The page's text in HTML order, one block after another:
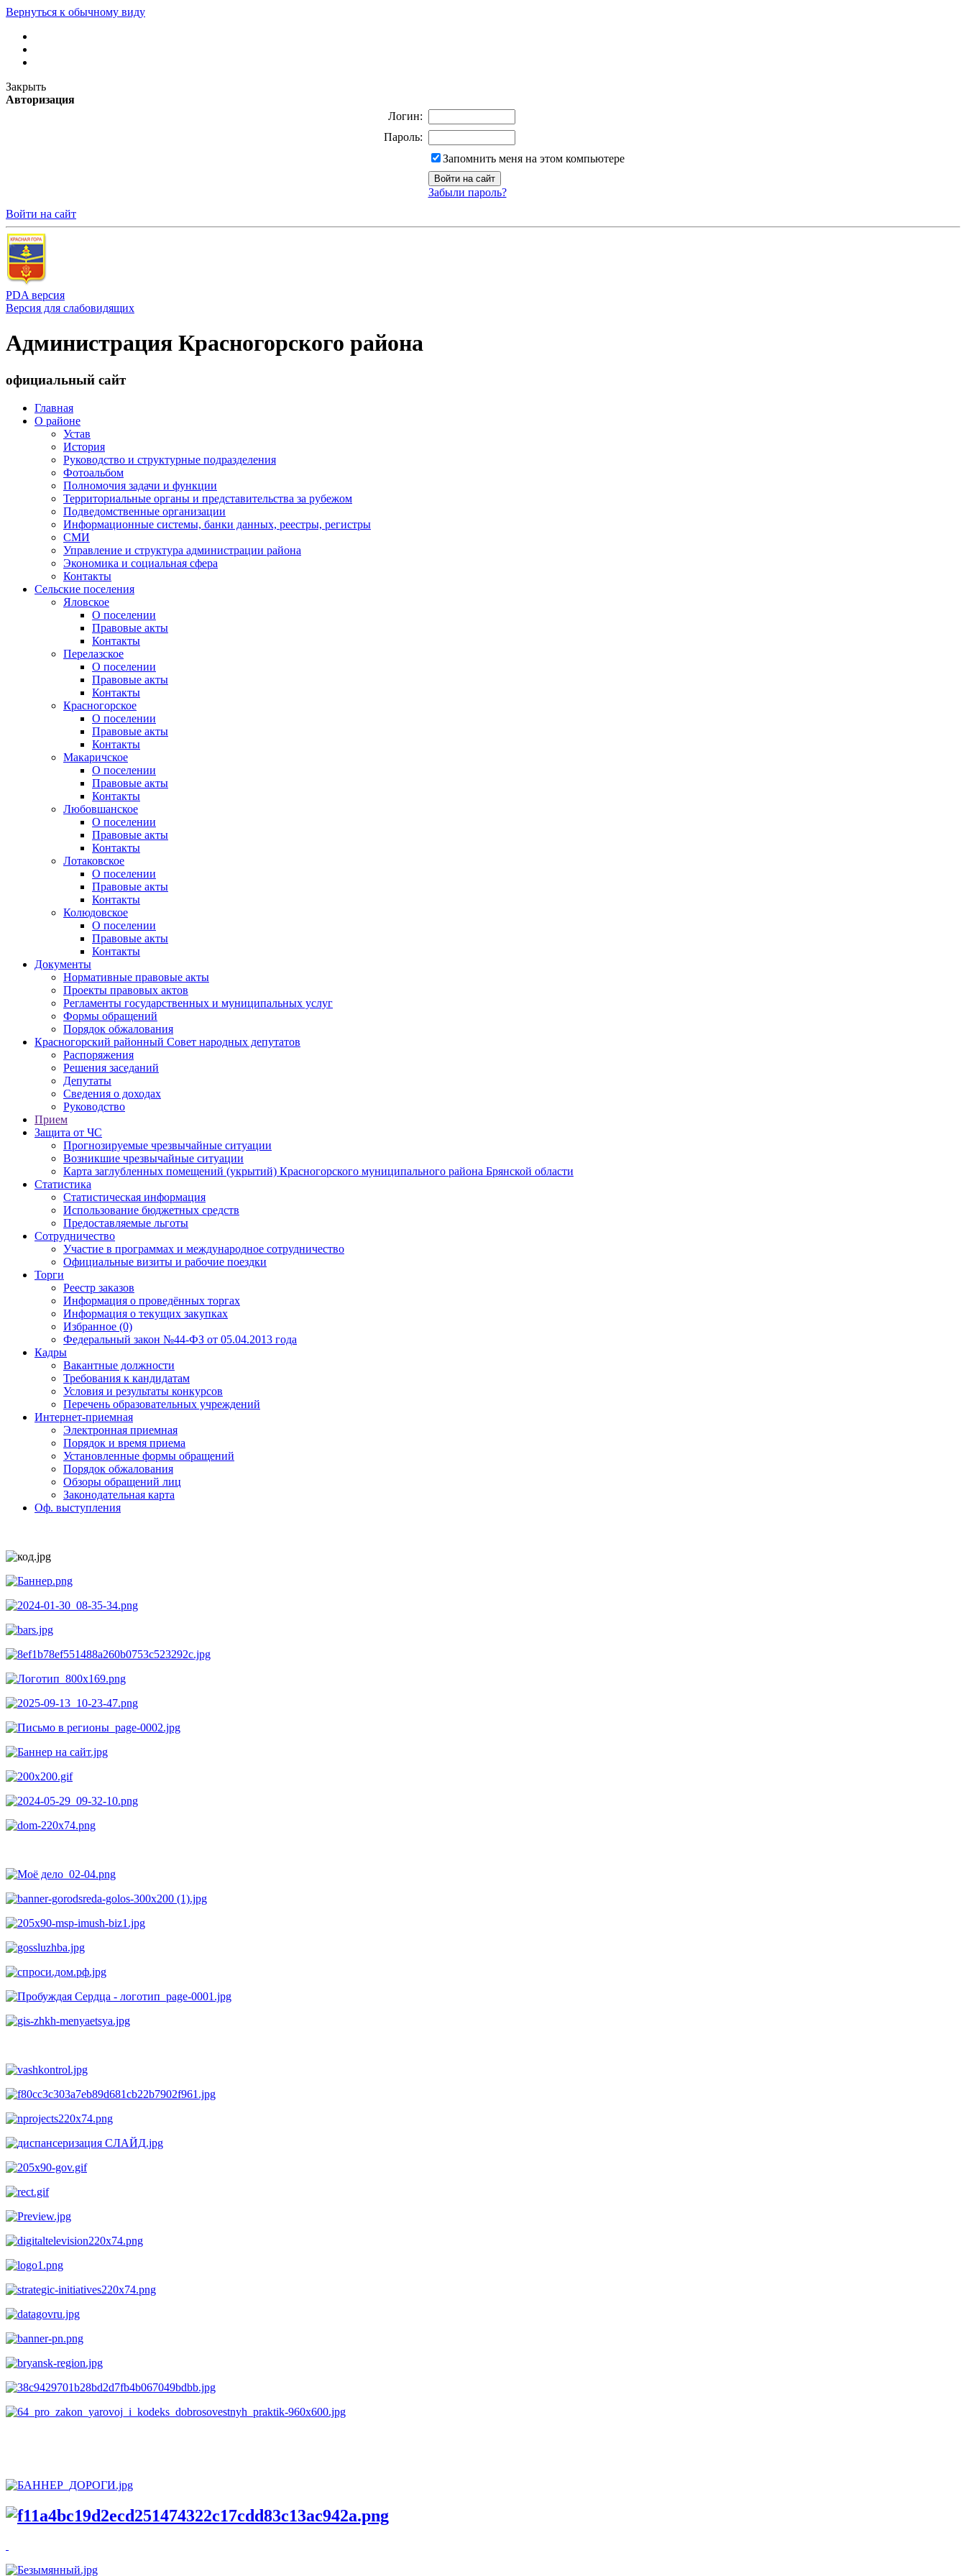
Вернуться к обычному виду
Закрыть
Авторизация
Логин:
Пароль:
Запомнить меня на этом компьютере
Забыли пароль?
Войти на сайт
PDA версия
Версия для слабовидящих
Администрация Красногорского района
официальный сайт
Главная
О районе
Устав
История
Руководство и структурные подразделения
Фотоальбом
Полномочия задачи и функции
Территориальные органы и представительства за рубежом
Подведомственные организации
Информационные системы, банки данных, реестры, регистры
СМИ
Управление и структура администрации района
Экономика и социальная сфера
Контакты
Сельские поселения
Яловское
О поселении
Правовые акты
Контакты
Перелазское
О поселении
Правовые акты
Контакты
Красногорское
О поселении
Правовые акты
Контакты
Макаричское
О поселении
Правовые акты
Контакты
Любовшанское
О поселении
Правовые акты
Контакты
Лотаковское
О поселении
Правовые акты
Контакты
Колюдовское
О поселении
Правовые акты
Контакты
Документы
Нормативные правовые акты
Проекты правовых актов
Регламенты государственных и муниципальных услуг
Формы обращений
Порядок обжалования
Красногорский районный Совет народных депутатов
Распоряжения
Решения заседаний
Депутаты
Сведения о доходах
Руководство
Прием
Защита от ЧС
Прогнозируемые чрезвычайные ситуации
Возникшие чрезвычайные ситуации
Карта заглубленных помещений (укрытий) Красногорского муниципального района Брянской области
Статистика
Статистическая информация
Использование бюджетных средств
Предоставляемые льготы
Сотрудничество
Участие в программах и международное сотрудничество
Официальные визиты и рабочие поездки
Торги
Реестр заказов
Информация о проведённых торгах
Информация о текущих закупках
Избранное (0)
Федеральный закон №44-ФЗ от 05.04.2013 года
Кадры
Вакантные должности
Требования к кандидатам
Условия и результаты конкурсов
Перечень образовательных учреждений
Интернет-приемная
Электронная приемная
Порядок и время приема
Установленные формы обращений
Порядок обжалования
Обзоры обращений лиц
Законодательная карта
Оф. выступления